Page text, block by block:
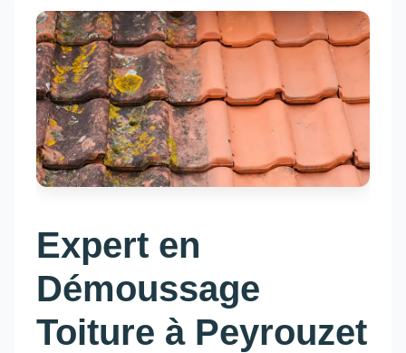
Expert en
Démoussage
Toiture à Peyrouzet